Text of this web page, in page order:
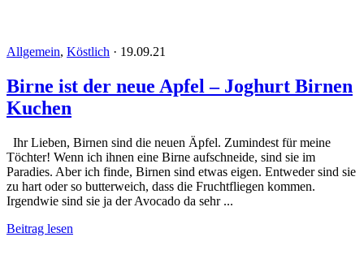
Allgemein, Köstlich · 19.09.21
Birne ist der neue Apfel – Joghurt Birnen
Kuchen
Ihr Lieben, Birnen sind die neuen Äpfel. Zumindest für meine
Töchter! Wenn ich ihnen eine Birne aufschneide, sind sie im
Paradies. Aber ich finde, Birnen sind etwas eigen. Entweder sind sie
zu hart oder so butterweich, dass die Fruchtfliegen kommen.
Irgendwie sind sie ja der Avocado da sehr ...
Beitrag lesen